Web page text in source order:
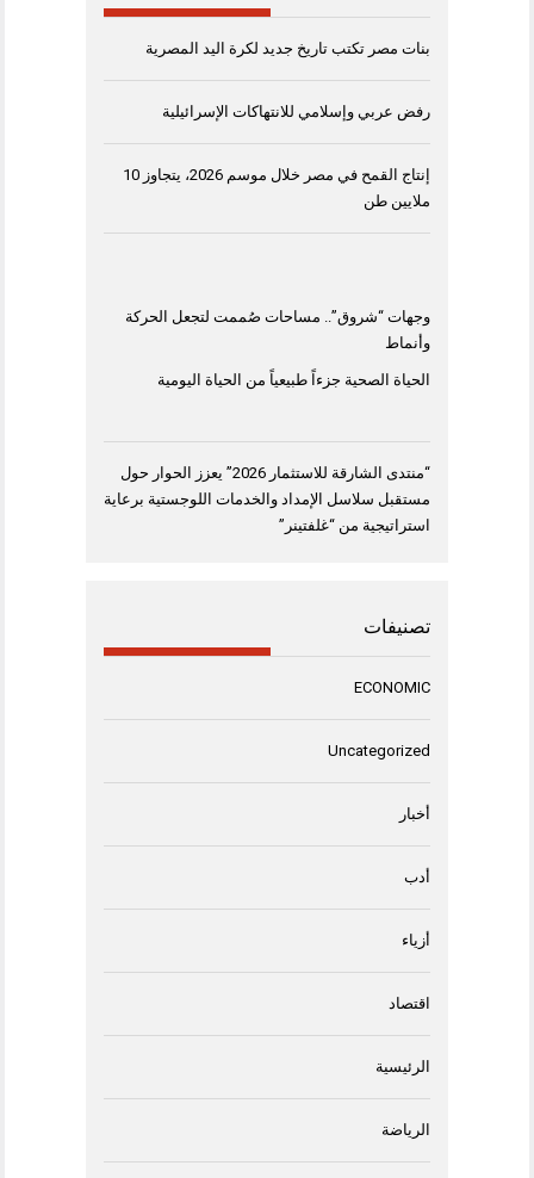
بنات مصر تكتب تاريخ جديد لكرة اليد المصرية
رفض عربي وإسلامي للانتهاكات الإسرائيلية
إنتاج القمح في مصر خلال موسم 2026، يتجاوز 10
ملايين طن
وجهات “شروق”.. مساحات صُممت لتجعل الحركة
وأنماط
الحياة الصحية جزءاً طبيعياً من الحياة اليومية
“منتدى الشارقة للاستثمار 2026” يعزز الحوار حول
مستقبل سلاسل الإمداد والخدمات اللوجستية برعاية
استراتيجية من “غلفتينر”
تصنيفات
ECONOMIC
Uncategorized
أخبار
أدب
أزياء
اقتصاد
الرئيسية
الرياضة